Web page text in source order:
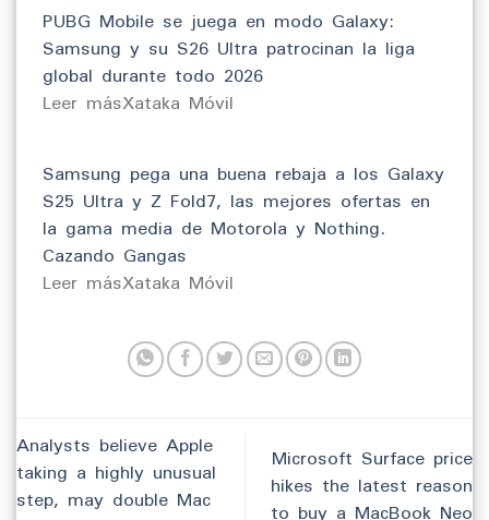
PUBG Mobile se juega en modo Galaxy:
Samsung y su S26 Ultra patrocinan la liga
global durante todo 2026
​Leer másXataka Móvil
Samsung pega una buena rebaja a los Galaxy
S25 Ultra y Z Fold7, las mejores ofertas en
la gama media de Motorola y Nothing.
Cazando Gangas
​Leer másXataka Móvil
Analysts believe Apple
taking a highly unusual
step, may double Mac
Microsoft Surface price
hikes the latest reason
to buy a MacBook Neo